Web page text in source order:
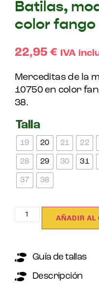
Batilas,
color fango
22,95 € IVA
Merceditas de la
10750 en color
38.
Talla
19 20 21 22
28 29 30 31
37 38
AÑADIR AL
Guía de tallas
Descripción